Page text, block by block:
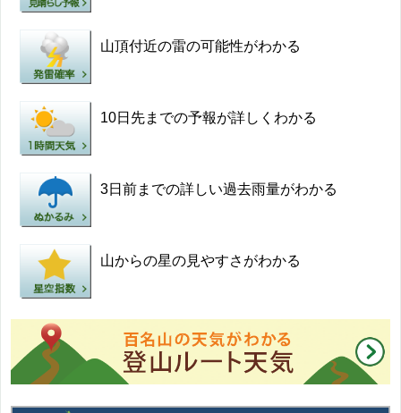
山頂付近の雷の可能性がわかる
10日先までの予報が詳しくわかる
3日前までの詳しい過去雨量がわかる
山からの星の見やすさがわかる